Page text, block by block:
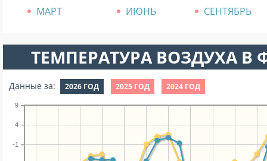
МАРТ
ИЮНЬ СЕНТЯБРЬ
ТЕМПЕРАТУРА ВОЗДУХА В
Данные за: 2026 ГОД 2025 ГОД 2024 ГОД
-1
4
9